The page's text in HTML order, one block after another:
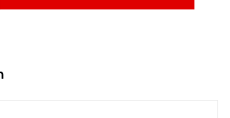
orientado a fortalecer la reflexión